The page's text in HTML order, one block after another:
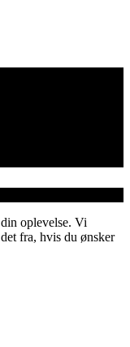
oplevelse. Vi
fra, hvis du ønsker